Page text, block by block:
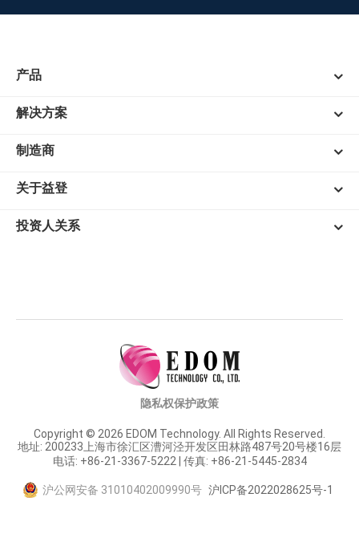
产品
解决方案
制造商
关于益登
投资人关系
Copyright © 2026 EDOM Technology. All Rights Reserved.
地址: 200233上海市徐汇区漕河泾开发区田林路487号20号楼16层
电话: +86-21-3367-5222 | 传真: +86-21-5445-2834
沪公网安备 31010402009990号 沪ICP备2022028625号-1
隐私权保护政策